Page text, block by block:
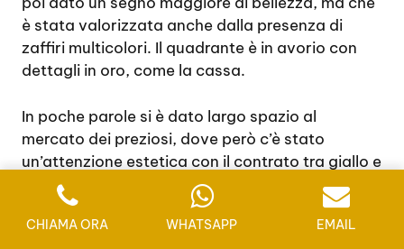
è stata valorizzata anche dalla presenza di
zaffiri multicolori. Il quadrante è in avorio con
dettagli in oro, come la cassa.
In poche parole si è dato largo spazio al
mercato dei preziosi, dove però c’è stato
un’attenzione estetica con il contrato tra giallo e
Considerando questi elementi per il 2020 si
CHIAMA ORA WHATSAPP EMAIL